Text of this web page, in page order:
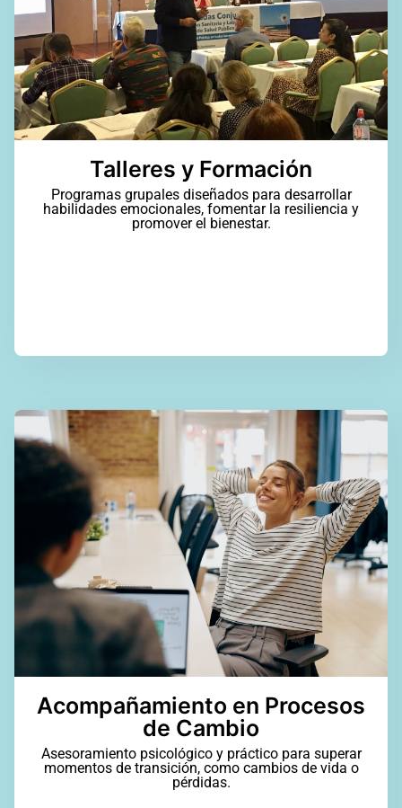
Talleres y Formación
Programas grupales diseñados para desarrollar
habilidades emocionales, fomentar la resiliencia y
promover el bienestar.
Acompañamiento en Procesos
de Cambio
Asesoramiento psicológico y práctico para superar
momentos de transición, como cambios de vida o
pérdidas.